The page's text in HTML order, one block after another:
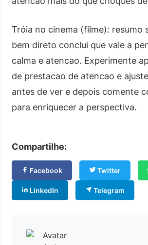
Tróia no cinema (filme): resumo
bem direto conclui que vale a
calma e atencao. Experimente
de prestacao de atencao e
antes de ver e depois comente
para enriquecer a perspectiva.
Compartilhe:
Facebook Twitter
LinkedIn Telegram